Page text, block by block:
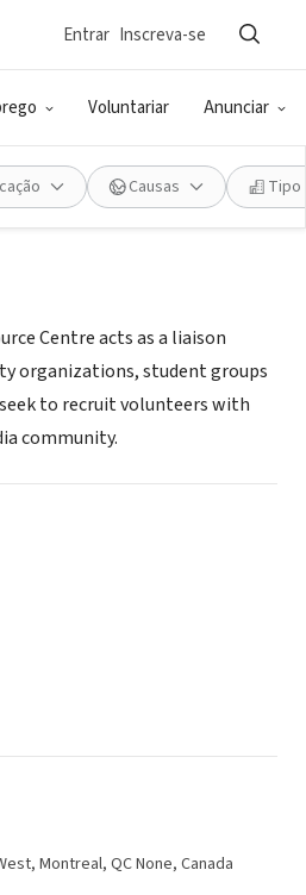
Voluntariar Anunciar
Entrar Inscreva-se
Causas Tipo
Centre,
offices/live.html
Centre acts as a liaison
organizations, student groups
to recruit volunteers with
community.
Montreal, QC None, Canada